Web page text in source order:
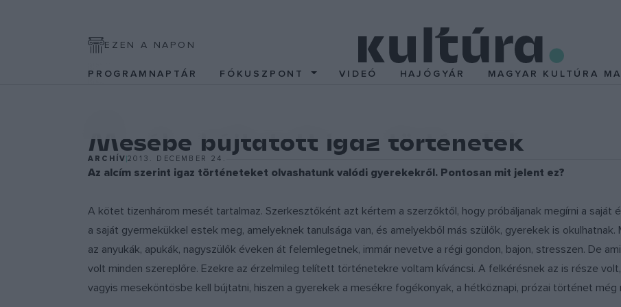
EZEN A NAPON
PROGRAMNAPTÁR FÓKUSZPONT VIDEÓ HAJÓGYÁR MAGYAR KULTÚRA
Mesébe bújtatott igaz történetek
ARCHÍV2013. DECEMBER 24.
Az alcím szerint igaz történeteket olvashatunk valódi gyerekekről. Pontosan mit jelent ez?
A kötet tizenhárom mesét tartalmaz. Szerkesztőként azt kértem a szerzőktől, hogy próbáljanak megírni a
a saját gyermekükkel estek meg, amelyeknek tanulsága van, és amelyekből más szülők, gyerekek is
az anyukák, apukák, nagyszülők éveken át felemlegetnek, immár nevetve a régi gondon, bajon, stresszen. De
volt minden szereplőre. Ezekre az érzelmileg telített történetekre voltam kíváncsi. A felkérésnek az is része
vagyis meseköntösbe kell bújtatni, hiszen a gyerekek a mesékre fogékonyak, a hétköznapi, prózai történet